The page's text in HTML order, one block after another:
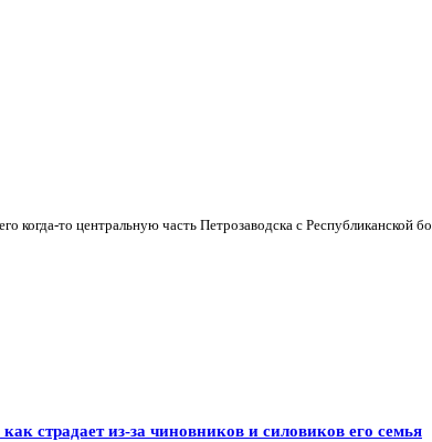
когда-то центральную часть Петрозаводска с
страдает из-за чиновников и силовиков его семья